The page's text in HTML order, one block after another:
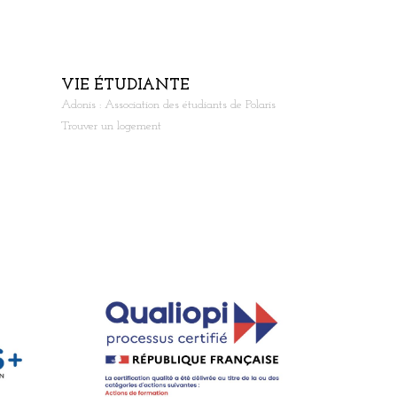
VIE ÉTUDIANTE
Adonis : Association des étudiants de Polaris
Trouver un logement